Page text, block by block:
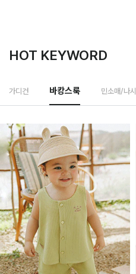
HOT KEYWORD
가디건 바캉스룩 민소매/나시